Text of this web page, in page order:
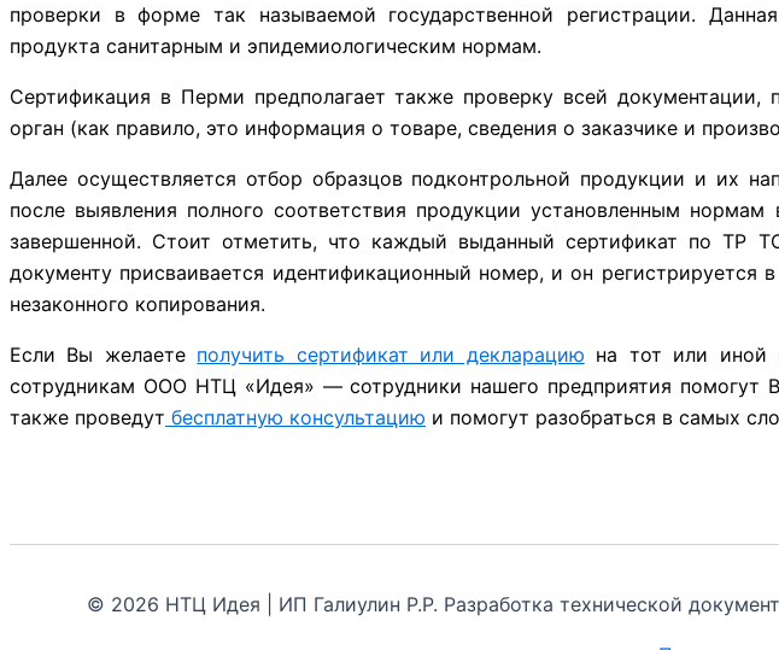
проверки в форме так называемой государственной регистрации.
продукта санитарным и эпидемиологическим нормам.
Сертификация в Перми предполагает также проверку всей
орган (как правило, это информация о товаре, сведения о заказчике и
Далее осуществляется отбор образцов подконтрольной продукции и их
после выявления полного соответствия продукции установленным
завершенной. Стоит отметить, что каждый выданный сертификат по ТР
документу присваивается идентификационный номер, и он
незаконного копирования.
Если Вы желаете получить сертификат или декларацию на тот или иной
сотрудникам ООО НТЦ «Идея» — сотрудники нашего предприятия
также проведут бесплатную консультацию и помогут разобраться в самых
© 2026 НТЦ Идея | ИП Галиулин Р.Р. Разработка технической